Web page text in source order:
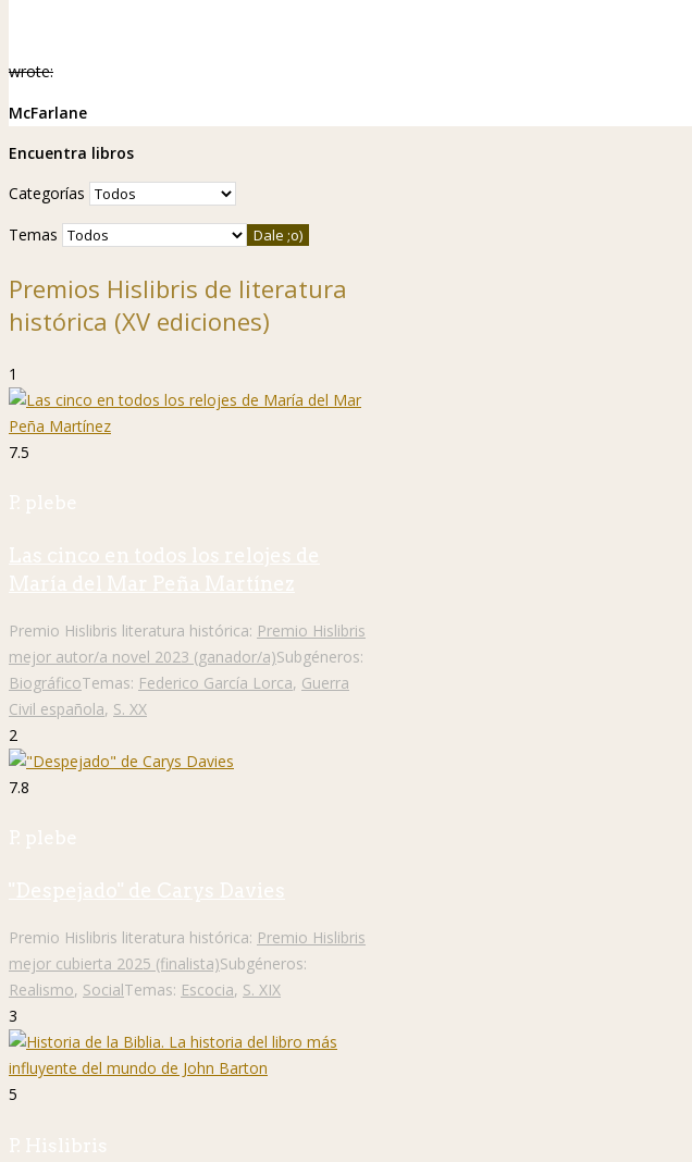
wrote:
McFarlane
Encuentra libros
Categorías
Temas
Premios Hislibris de literatura
histórica (XV ediciones)
1
7.5
P. plebe
Las cinco en todos los relojes de
María del Mar Peña Martínez
Premio Hislibris literatura histórica: Premio Hislibris
mejor autor/a novel 2023 (ganador/a)Subgéneros:
BiográficoTemas: Federico García Lorca, Guerra
Civil española, S. XX
2
7.8
P. plebe
"Despejado" de Carys Davies
Premio Hislibris literatura histórica: Premio Hislibris
mejor cubierta 2025 (finalista)Subgéneros:
Realismo, SocialTemas: Escocia, S. XIX
3
5
P. Hislibris